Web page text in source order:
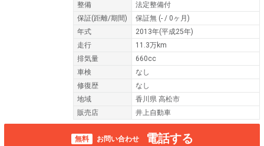
整備
法定整備付
保証(距離/期間) 保証無 (- / 0ヶ月)
年式
2013年(平成25年)
走行
11.3万km
排気量
660cc
車検
なし
修復歴
なし
地域
香川県 高松市
販売店
井上自動車
無料 お問い合わせ 電話する